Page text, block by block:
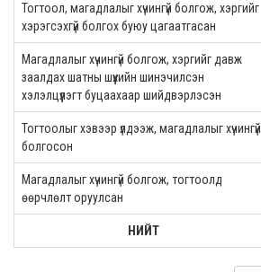
Тогтоол, магадлалыг хүчингүй болгож, хэргийг
хэрэгсэхгүй болгох буюу цагаатгасан
Магадлалыг хүчингүй болгож, хэргийг давж
заалдах шатны шүүхийн шинэчилсэн
хэлэлцүүлэгт буцаахаар шийдвэрлэсэн
Тогтоолыг хэвээр үлдээж, магадлалыг хүчингүй
болгосон
Магадлалыг хүчингүй болгож, тогтоолд
өөрчлөлт оруулсан
НИЙТ